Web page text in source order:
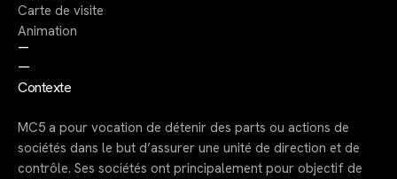
Carte de visite
Animation
—
—
Contexte
MC5 a pour vocation de détenir des parts ou actions de
sociétés dans le but d’assurer une unité de direction et de
contrôle. Ses sociétés ont principalement pour objectif de